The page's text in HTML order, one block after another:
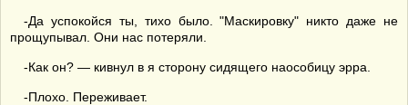
-Да успокойся ты, тихо было. "Маскировку" никто даже не
прощупывал. Они нас потеряли.
-Как он? — кивнул в я сторону сидящего наособицу эрра.
-Плохо. Переживает.